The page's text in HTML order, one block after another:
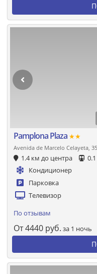
Pamplona Plaza ★★
Avenida de Marcelo Celayeta, 35
1.4 км до центра
Кондиционер
Парковка
Телевизор
По отзывам
От4440 руб. за 1 ночь